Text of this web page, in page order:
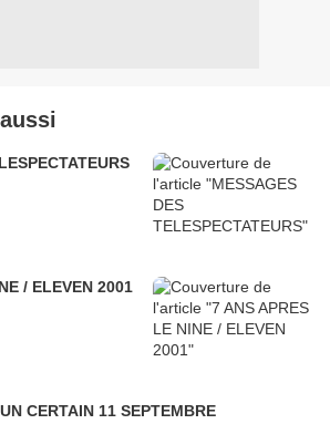
/ ELEVEN 2001
CERTAIN 11 SEPTEMBRE